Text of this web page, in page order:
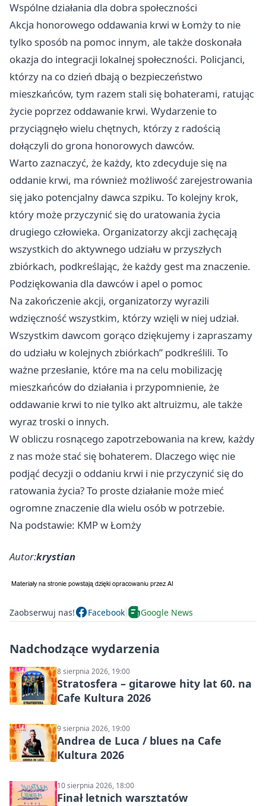
Wspólne działania dla dobra społeczności
Akcja honorowego oddawania krwi w Łomży to nie
tylko sposób na pomoc innym, ale także doskonała
okazja do integracji lokalnej społeczności. Policjanci,
którzy na co dzień dbają o bezpieczeństwo
mieszkańców, tym razem stali się bohaterami, ratując
życie poprzez oddawanie krwi. Wydarzenie to
przyciągnęło wielu chętnych, którzy z radością
dołączyli do grona honorowych dawców.
Warto zaznaczyć, że każdy, kto zdecyduje się na
oddanie krwi, ma również możliwość zarejestrowania
się jako potencjalny dawca szpiku. To kolejny krok,
który może przyczynić się do uratowania życia
drugiego człowieka. Organizatorzy akcji zachęcają
wszystkich do aktywnego udziału w przyszłych
zbiórkach, podkreślając, że każdy gest ma znaczenie.
Podziękowania dla dawców i apel o pomoc
Na zakończenie akcji, organizatorzy wyrazili
wdzięczność wszystkim, którzy wzięli w niej udział.
Wszystkim dawcom gorąco dziękujemy i zapraszamy
do udziału w kolejnych zbiórkach” podkreślili. To
ważne przesłanie, które ma na celu mobilizację
mieszkańców do działania i przypomnienie, że
oddawanie krwi to nie tylko akt altruizmu, ale także
wyraz troski o innych.
W obliczu rosnącego zapotrzebowania na krew, każdy
z nas może stać się bohaterem. Dlaczego więc nie
podjąć decyzji o oddaniu krwi i nie przyczynić się do
ratowania życia? To proste działanie może mieć
ogromne znaczenie dla wielu osób w potrzebie.
Na podstawie: KMP w Łomży
Autor:krystian
Zaobserwuj nas! Facebook Google News
Nadchodzące wydarzenia
8 sierpnia 2026, 19:00
Stratosfera – gitarowe hity lat 60. na
Cafe Kultura 2026
9 sierpnia 2026, 19:00
Andrea de Luca / blues na Cafe
Kultura 2026
10 sierpnia 2026, 18:00
Finał letnich warsztatów